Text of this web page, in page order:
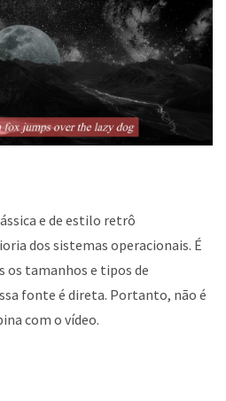
e de estilo retrô
dos sistemas operacionais. É
os tamanhos e tipos de
fonte é direta. Portanto, não é
com o vídeo.